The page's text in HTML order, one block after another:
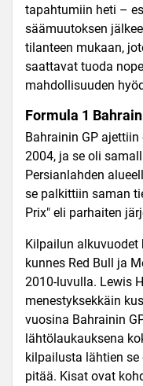
tapahtumiin heti –
säämuutoksen
tilanteen mukaan,
saattavat tuoda
mahdollisuuden
Formula 1
Bahrainin GP
2004, ja se oli
Persianlahden
se palkittiin saman
Prix" eli parhaiten
Kilpailun alkuvuodet
kunnes Red Bull ja
2010-luvulla. Lewis
menestyksekkäin
vuosina Bahrainin
lähtölaukauksena
kilpailusta lähtien
pitää. Kisat ovat